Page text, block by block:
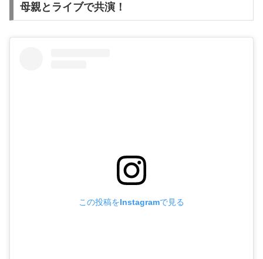
母親とライブで共演！
この投稿をInstagramで見る